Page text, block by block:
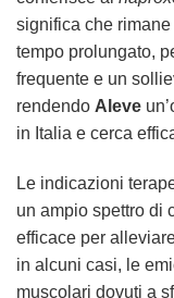
significa che
tempo prolungato,
frequente e un
rendendo Aleve
in Italia e cerca
Le indicazioni
un ampio spettro di
efficace per
in alcuni casi, le
muscolari dovuti a